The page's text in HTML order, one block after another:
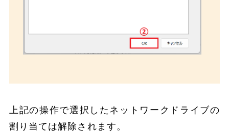
上記の操作で選択したネットワークドライブの
割り当ては解除されます。